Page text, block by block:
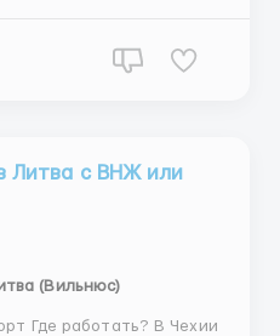
дней в неделю.
Литва с ВНЖ или
(Вильнюс)